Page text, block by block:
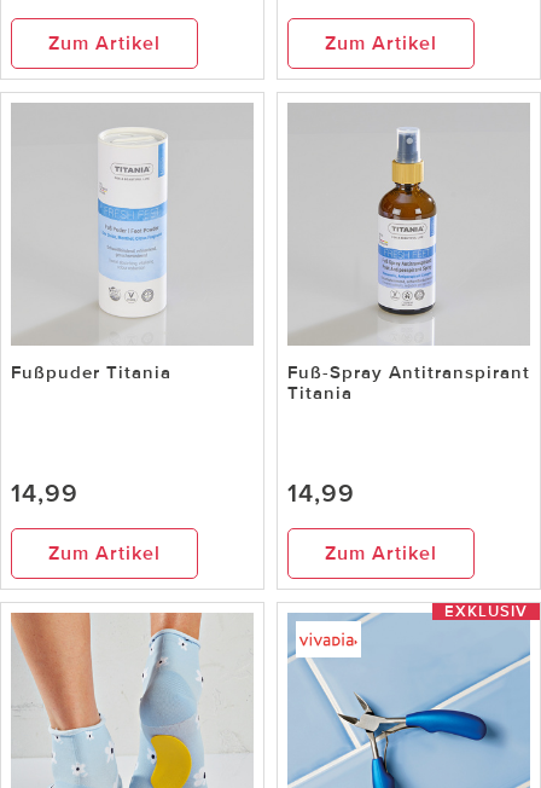
Zum Artikel Zum Artikel
Fußpuder Titania
14,99
Zum Artikel
Fuß-Spray Antitranspirant
Titania
14,99
Zum Artikel
EXKLUSIV